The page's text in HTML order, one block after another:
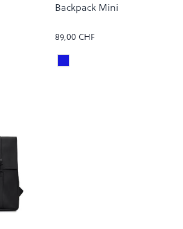
Backpack Mini
89,00 CHF
Colour
Pool